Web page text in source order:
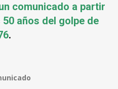
comunicado a partir
años del golpe de
.